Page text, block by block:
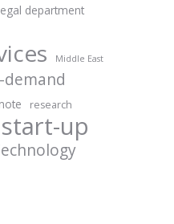
department
Middle East
demand
research
start-up